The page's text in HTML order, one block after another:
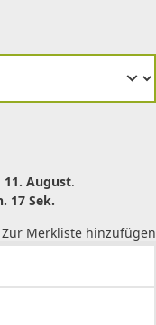
11. August.
17 Sek.
Zur Merkliste hinzufügen